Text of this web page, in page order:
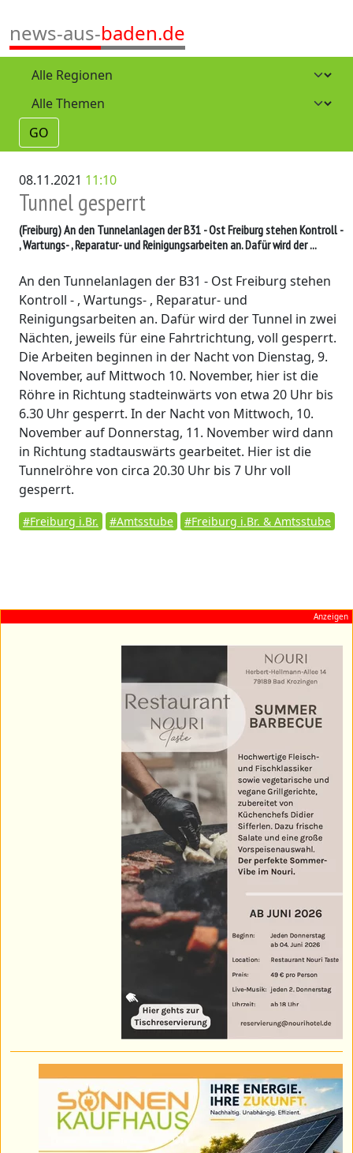
news-aus-baden.de
GO
08.11.2021 11:10
Tunnel gesperrt
(Freiburg)An den Tunnelanlagen der B31 - Ost Freiburg stehen Kontroll -
, Wartungs- , Reparatur- und Reinigungsarbeiten an. Dafür wird der ...
An den Tunnelanlagen der B31 - Ost Freiburg stehen
Kontroll - , Wartungs- , Reparatur- und
Reinigungsarbeiten an. Dafür wird der Tunnel in zwei
Nächten, jeweils für eine Fahrtrichtung, voll gesperrt.
Die Arbeiten beginnen in der Nacht von Dienstag, 9.
November, auf Mittwoch 10. November, hier ist die
Röhre in Richtung stadteinwärts von etwa 20 Uhr bis
6.30 Uhr gesperrt. In der Nacht von Mittwoch, 10.
November auf Donnerstag, 11. November wird dann
in Richtung stadtauswärts gearbeitet. Hier ist die
Tunnelröhre von circa 20.30 Uhr bis 7 Uhr voll
gesperrt.
#Freiburg i.Br. #Amtsstube #Freiburg i.Br. & Amtsstube
Anzeigen